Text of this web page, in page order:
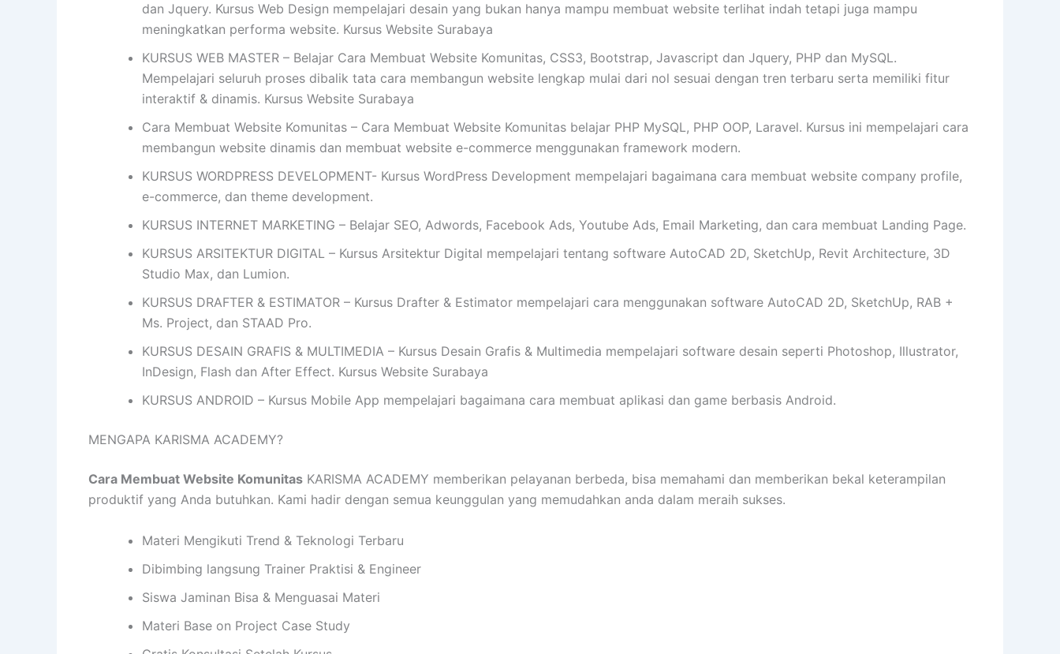
dan Jquery. Kursus Web Design mempelajari desain yang bukan hanya mampu membuat website terlihat indah tetapi juga mampu
meningkatkan performa website. Kursus Website Surabaya
KURSUS WEB MASTER – Belajar Cara Membuat Website Komunitas, CSS3, Bootstrap, Javascript dan Jquery, PHP dan MySQL.
Mempelajari seluruh proses dibalik tata cara membangun website lengkap mulai dari nol sesuai dengan tren terbaru serta memiliki fitur
interaktif & dinamis. Kursus Website Surabaya
Cara Membuat Website Komunitas – Cara Membuat Website Komunitas belajar PHP MySQL, PHP OOP, Laravel. Kursus ini mempelajari cara
membangun website dinamis dan membuat website e-commerce menggunakan framework modern.
KURSUS WORDPRESS DEVELOPMENT- Kursus WordPress Development mempelajari bagaimana cara membuat website company profile,
e-commerce, dan theme development.
KURSUS INTERNET MARKETING – Belajar SEO, Adwords, Facebook Ads, Youtube Ads, Email Marketing, dan cara membuat Landing Page.
KURSUS ARSITEKTUR DIGITAL – Kursus Arsitektur Digital mempelajari tentang software AutoCAD 2D, SketchUp, Revit Architecture, 3D
Studio Max, dan Lumion.
KURSUS DRAFTER & ESTIMATOR – Kursus Drafter & Estimator mempelajari cara menggunakan software AutoCAD 2D, SketchUp, RAB +
Ms. Project, dan STAAD Pro.
KURSUS DESAIN GRAFIS & MULTIMEDIA – Kursus Desain Grafis & Multimedia mempelajari software desain seperti Photoshop, Illustrator,
InDesign, Flash dan After Effect. Kursus Website Surabaya
KURSUS ANDROID – Kursus Mobile App mempelajari bagaimana cara membuat aplikasi dan game berbasis Android.
MENGAPA KARISMA ACADEMY?
Cara Membuat Website Komunitas KARISMA ACADEMY memberikan pelayanan berbeda, bisa memahami dan memberikan bekal keterampilan
produktif yang Anda butuhkan. Kami hadir dengan semua keunggulan yang memudahkan anda dalam meraih sukses.
Materi Mengikuti Trend & Teknologi Terbaru
Dibimbing langsung Trainer Praktisi & Engineer
Siswa Jaminan Bisa & Menguasai Materi
Materi Base on Project Case Study